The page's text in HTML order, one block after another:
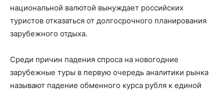
национальной валютой вынуждает российских
туристов отказаться от долгосрочного планирования
зарубежного отдыха.
Среди причин падения спроса на новогодние
зарубежные туры в первую очередь аналитики рынка
называют падение обменного курса рубля к единой